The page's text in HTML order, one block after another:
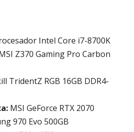
Intel Core i7-8700K
Z370 Gaming Pro Carbon
TridentZ RGB 16GB DDR4-
MSI GeForce RTX 2070
970 Evo 500GB